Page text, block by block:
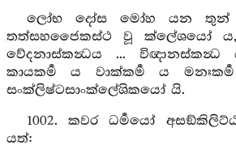
ලෝභ දෝස මෝහ යන තුන්
තත්සහජෛකස්ථ වූ ක්ලේශයෝ ය,
වේදනාස්කන්‍ධය ...
කායකර්‍ම ය වාක්කර්‍ම ය
සංක්ලිෂ්ටසාංක්ලේශිකයෝ යි.
1002. කවර ධර්‍මයෝ
යත්: